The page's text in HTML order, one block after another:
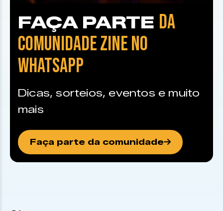
FAÇA PARTE DA
COMUNIDADE ZINE NO
WHATSAPP
Dicas, sorteios, eventos e muito
mais
Faça parte da comunidade